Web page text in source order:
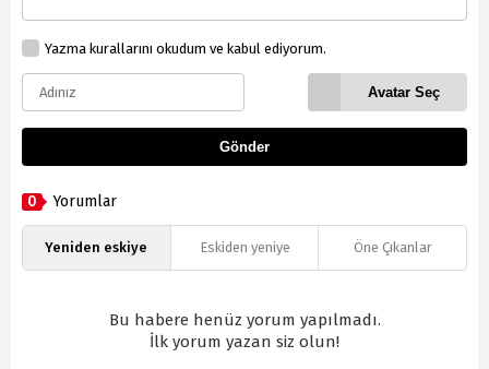
Yazma kurallarını okudum ve kabul ediyorum.
Avatar Seç
Gönder
0 Yorumlar
Yeniden eskiye Eskiden yeniye Öne Çıkanlar
Bu habere henüz yorum yapılmadı.
İlk yorum yazan siz olun!